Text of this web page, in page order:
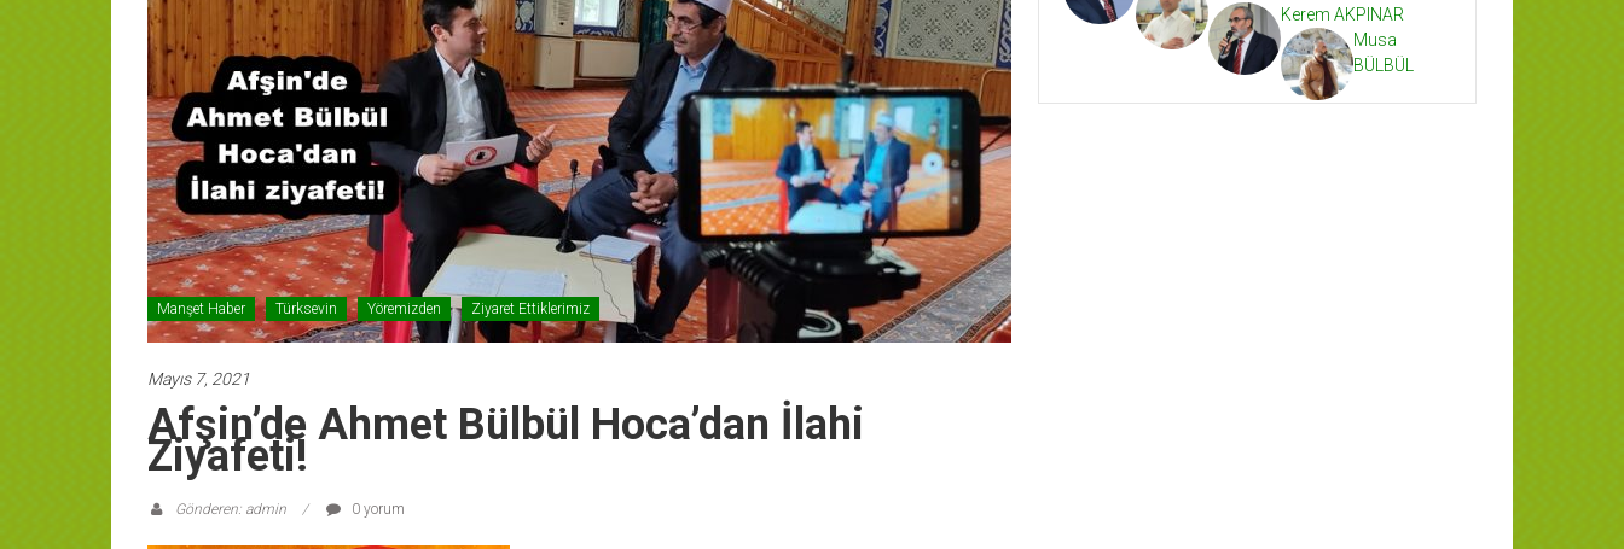
Manşet Haber Türksevin Yöremizden Ziyaret Ettiklerimiz
Mayıs 7, 2021
Afşin’de Ahmet Bülbül Hoca’dan İlahi
Ziyafeti!
Gönderen: admin 0 yorum
Kerem AKPINAR
Musa
BÜLBÜL